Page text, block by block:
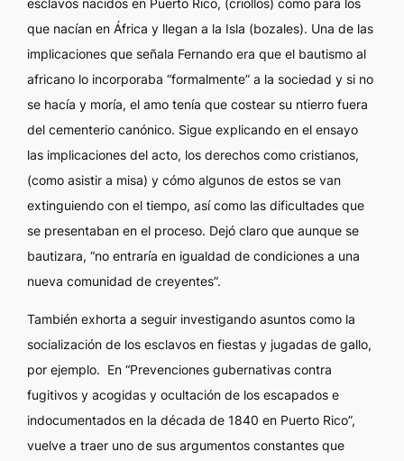
que nacían en África y llegan a la Isla (bozales). Una de las
implicaciones que señala Fernando era que el bautismo al
africano lo incorporaba “formalmente” a la sociedad y si no
se hacía y moría, el amo tenía que costear su ntierro fuera
del cementerio canónico. Sigue explicando en el ensayo
las implicaciones del acto, los derechos como cristianos,
(como asistir a misa) y cómo algunos de estos se van
extinguiendo con el tiempo, así como las dificultades que
se presentaban en el proceso. Dejó claro que aunque se
bautizara, “no entraría en igualdad de condiciones a una
nueva comunidad de creyentes”.
También exhorta a seguir investigando asuntos como la
socialización de los esclavos en fiestas y jugadas de gallo,
por ejemplo. En “Prevenciones gubernativas contra
fugitivos y acogidas y ocultación de los escapados e
indocumentados en la década de 1840 en Puerto Rico”,
vuelve a traer uno de sus argumentos constantes que